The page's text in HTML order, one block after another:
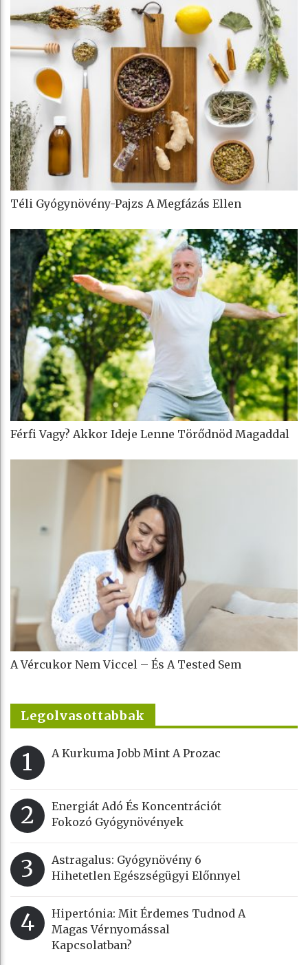
Téli Gyógynövény-Pajzs A Megfázás Ellen
Férfi Vagy? Akkor Ideje Lenne Törődnöd Magaddal
A Vércukor Nem Viccel – És A Tested Sem
Legolvasottabbak
1 A Kurkuma Jobb Mint A Prozac
2
Energiát Adó És Koncentrációt
Fokozó Gyógynövények
3
Astragalus: Gyógynövény 6
Hihetetlen Egészségügyi Előnnyel
4
Hipertónia: Mit Érdemes Tudnod A
Magas Vérnyomással
Kapcsolatban?